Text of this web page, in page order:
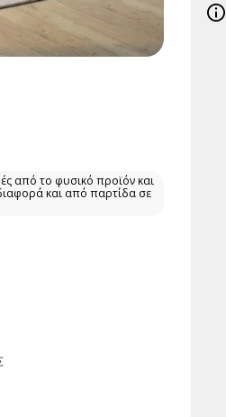
από το φυσικό προϊόν και
και από παρτίδα σε